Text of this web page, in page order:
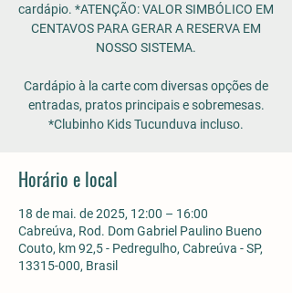
cardápio. *ATENÇÃO: VALOR SIMBÓLICO EM
CENTAVOS PARA GERAR A RESERVA EM
NOSSO SISTEMA.
Cardápio à la carte com diversas opções de
entradas, pratos principais e sobremesas.
*Clubinho Kids Tucunduva incluso.
Horário e local
18 de mai. de 2025, 12:00 – 16:00
Cabreúva, Rod. Dom Gabriel Paulino Bueno
Couto, km 92,5 - Pedregulho, Cabreúva - SP,
13315-000, Brasil